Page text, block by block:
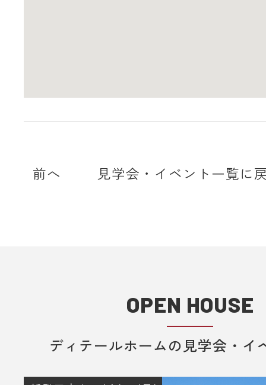
前へ 見学会・イベント一覧に
OPEN HOUSE
ディテールホームの見学会・イ